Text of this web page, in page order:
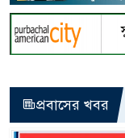
প্রবাসের খবর